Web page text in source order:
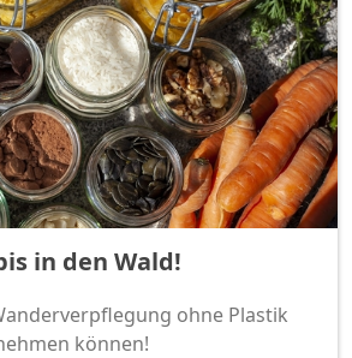
in den Wald!
ohne Plastik
können!